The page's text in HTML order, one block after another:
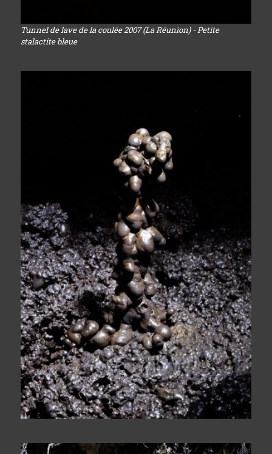
Tunnel de lave de la coulée 2007 (La Réunion) - Petite
stalactite bleue